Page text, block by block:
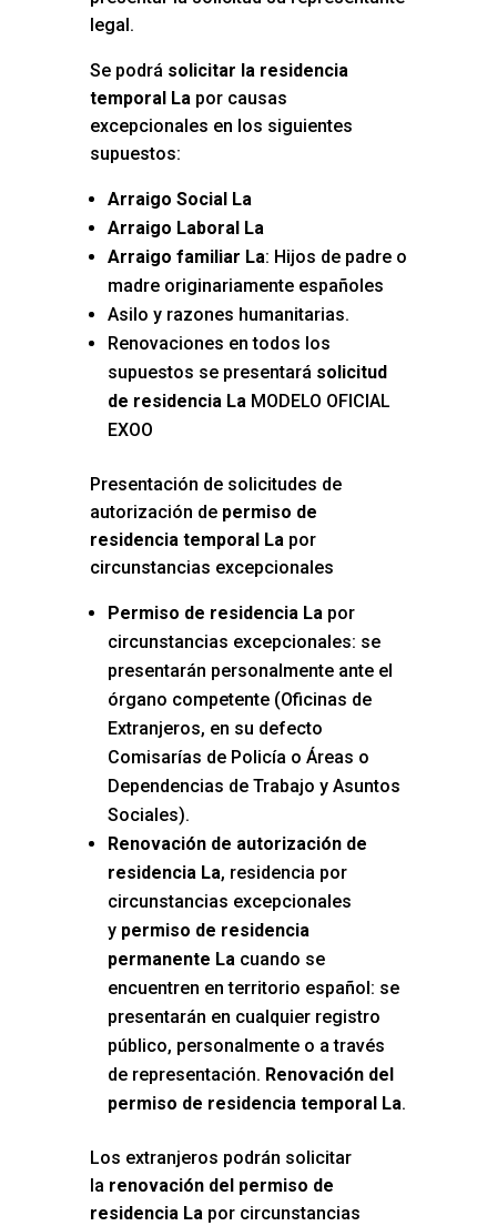
legal.
Se podrá solicitar la residencia
temporal Lapor causas
excepcionales en los siguientes
supuestos:
Arraigo Social La
Arraigo Laboral La
Arraigo familiar La: Hijos de padre o
madre originariamente españoles
Asilo y razones humanitarias.
Renovaciones en todos los
supuestos se presentará solicitud
de residencia LaMODELO OFICIAL
EXOO
Presentación de solicitudes de
autorización depermiso de
residencia temporal La por
circunstancias excepcionales
Permiso de residencia Lapor
circunstancias excepcionales: se
presentarán personalmente ante el
órgano competente (Oficinas de
Extranjeros, en su defecto
Comisarías de Policía o Áreas o
Dependencias de Trabajo y Asuntos
Sociales).
Renovación de autorización de
residencia La, residencia por
circunstancias excepcionales
y permiso de residencia
permanente Lacuando se
encuentren en territorio español: se
presentarán en cualquier registro
público, personalmente o a través
de representación. Renovación del
permiso de residencia temporal La.
Los extranjeros podrán solicitar
la renovación del permiso de
residencia Lapor circunstancias